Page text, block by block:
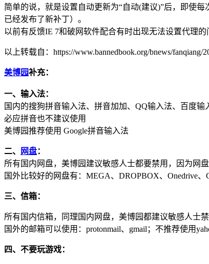
简单的说，就是设置自动更新为“自动(建议)”后，即使
已经发布了新补丁）。
以前有反馈IE 7和破网软件配合有时出现无法设置代理
以上转载自：https://www.bannedbook.org/bnews/fanqiang/
美博园补充：
一、输入法：
国内的搜狗拼音输入法、拼音加加、QQ输入法、百度输
必应拼音也不建议使用
美博园推荐使用 Google拼音输入法
二、 网盘：
所有国内网盘，美博园建议敏感人士都要禁用，因为网
国外比较好的网盘有：MEGA、DROPBOX、Onedrive、
三、信箱：
所有国内信箱，同理国内网盘，美博园都建议敏感人士
国外的邮箱可以使用：protonmail、gmail；不推荐使用
四、不要玩游戏：